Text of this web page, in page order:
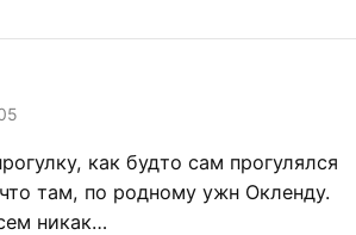
как будто сам прогулялся
там, по родному ужн Окленду.
никак…